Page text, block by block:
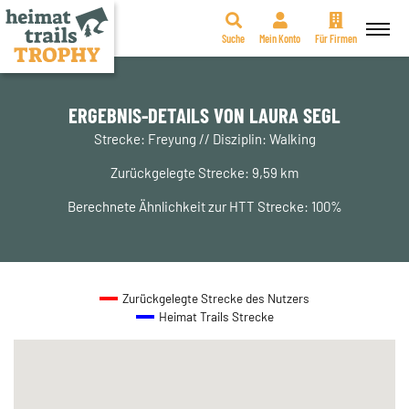
Zum
Suche Mein Konto Für Firmen
ERGEBNIS-DETAILS VON LAURA SEGL
Strecke: Freyung // Disziplin: Walking
Zurückgelegte Strecke: 9,59 km
Berechnete Ähnlichkeit zur HTT Strecke: 100%
Zurückgelegte Strecke des Nutzers
Heimat Trails Strecke